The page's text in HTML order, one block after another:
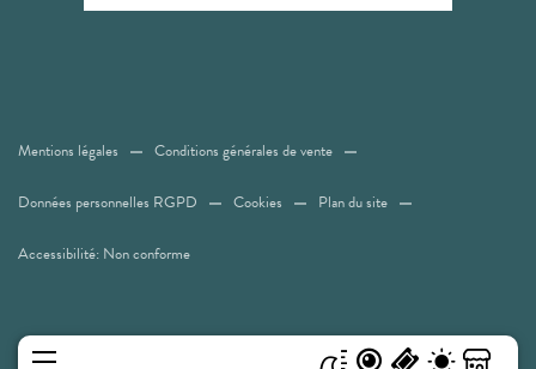
Mentions légales Conditions générales de vente
Données personnelles RGPD Cookies Plan du site
Accessibilité: Non conforme